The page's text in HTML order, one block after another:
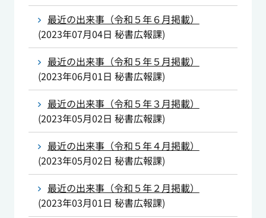
最近の出来事（令和５年６月掲載）
(2023年07月04日 秘書広報課)
最近の出来事（令和５年５月掲載）
(2023年06月01日 秘書広報課)
最近の出来事（令和５年３月掲載）
(2023年05月02日 秘書広報課)
最近の出来事（令和５年４月掲載）
(2023年05月02日 秘書広報課)
最近の出来事（令和５年２月掲載）
(2023年03月01日 秘書広報課)